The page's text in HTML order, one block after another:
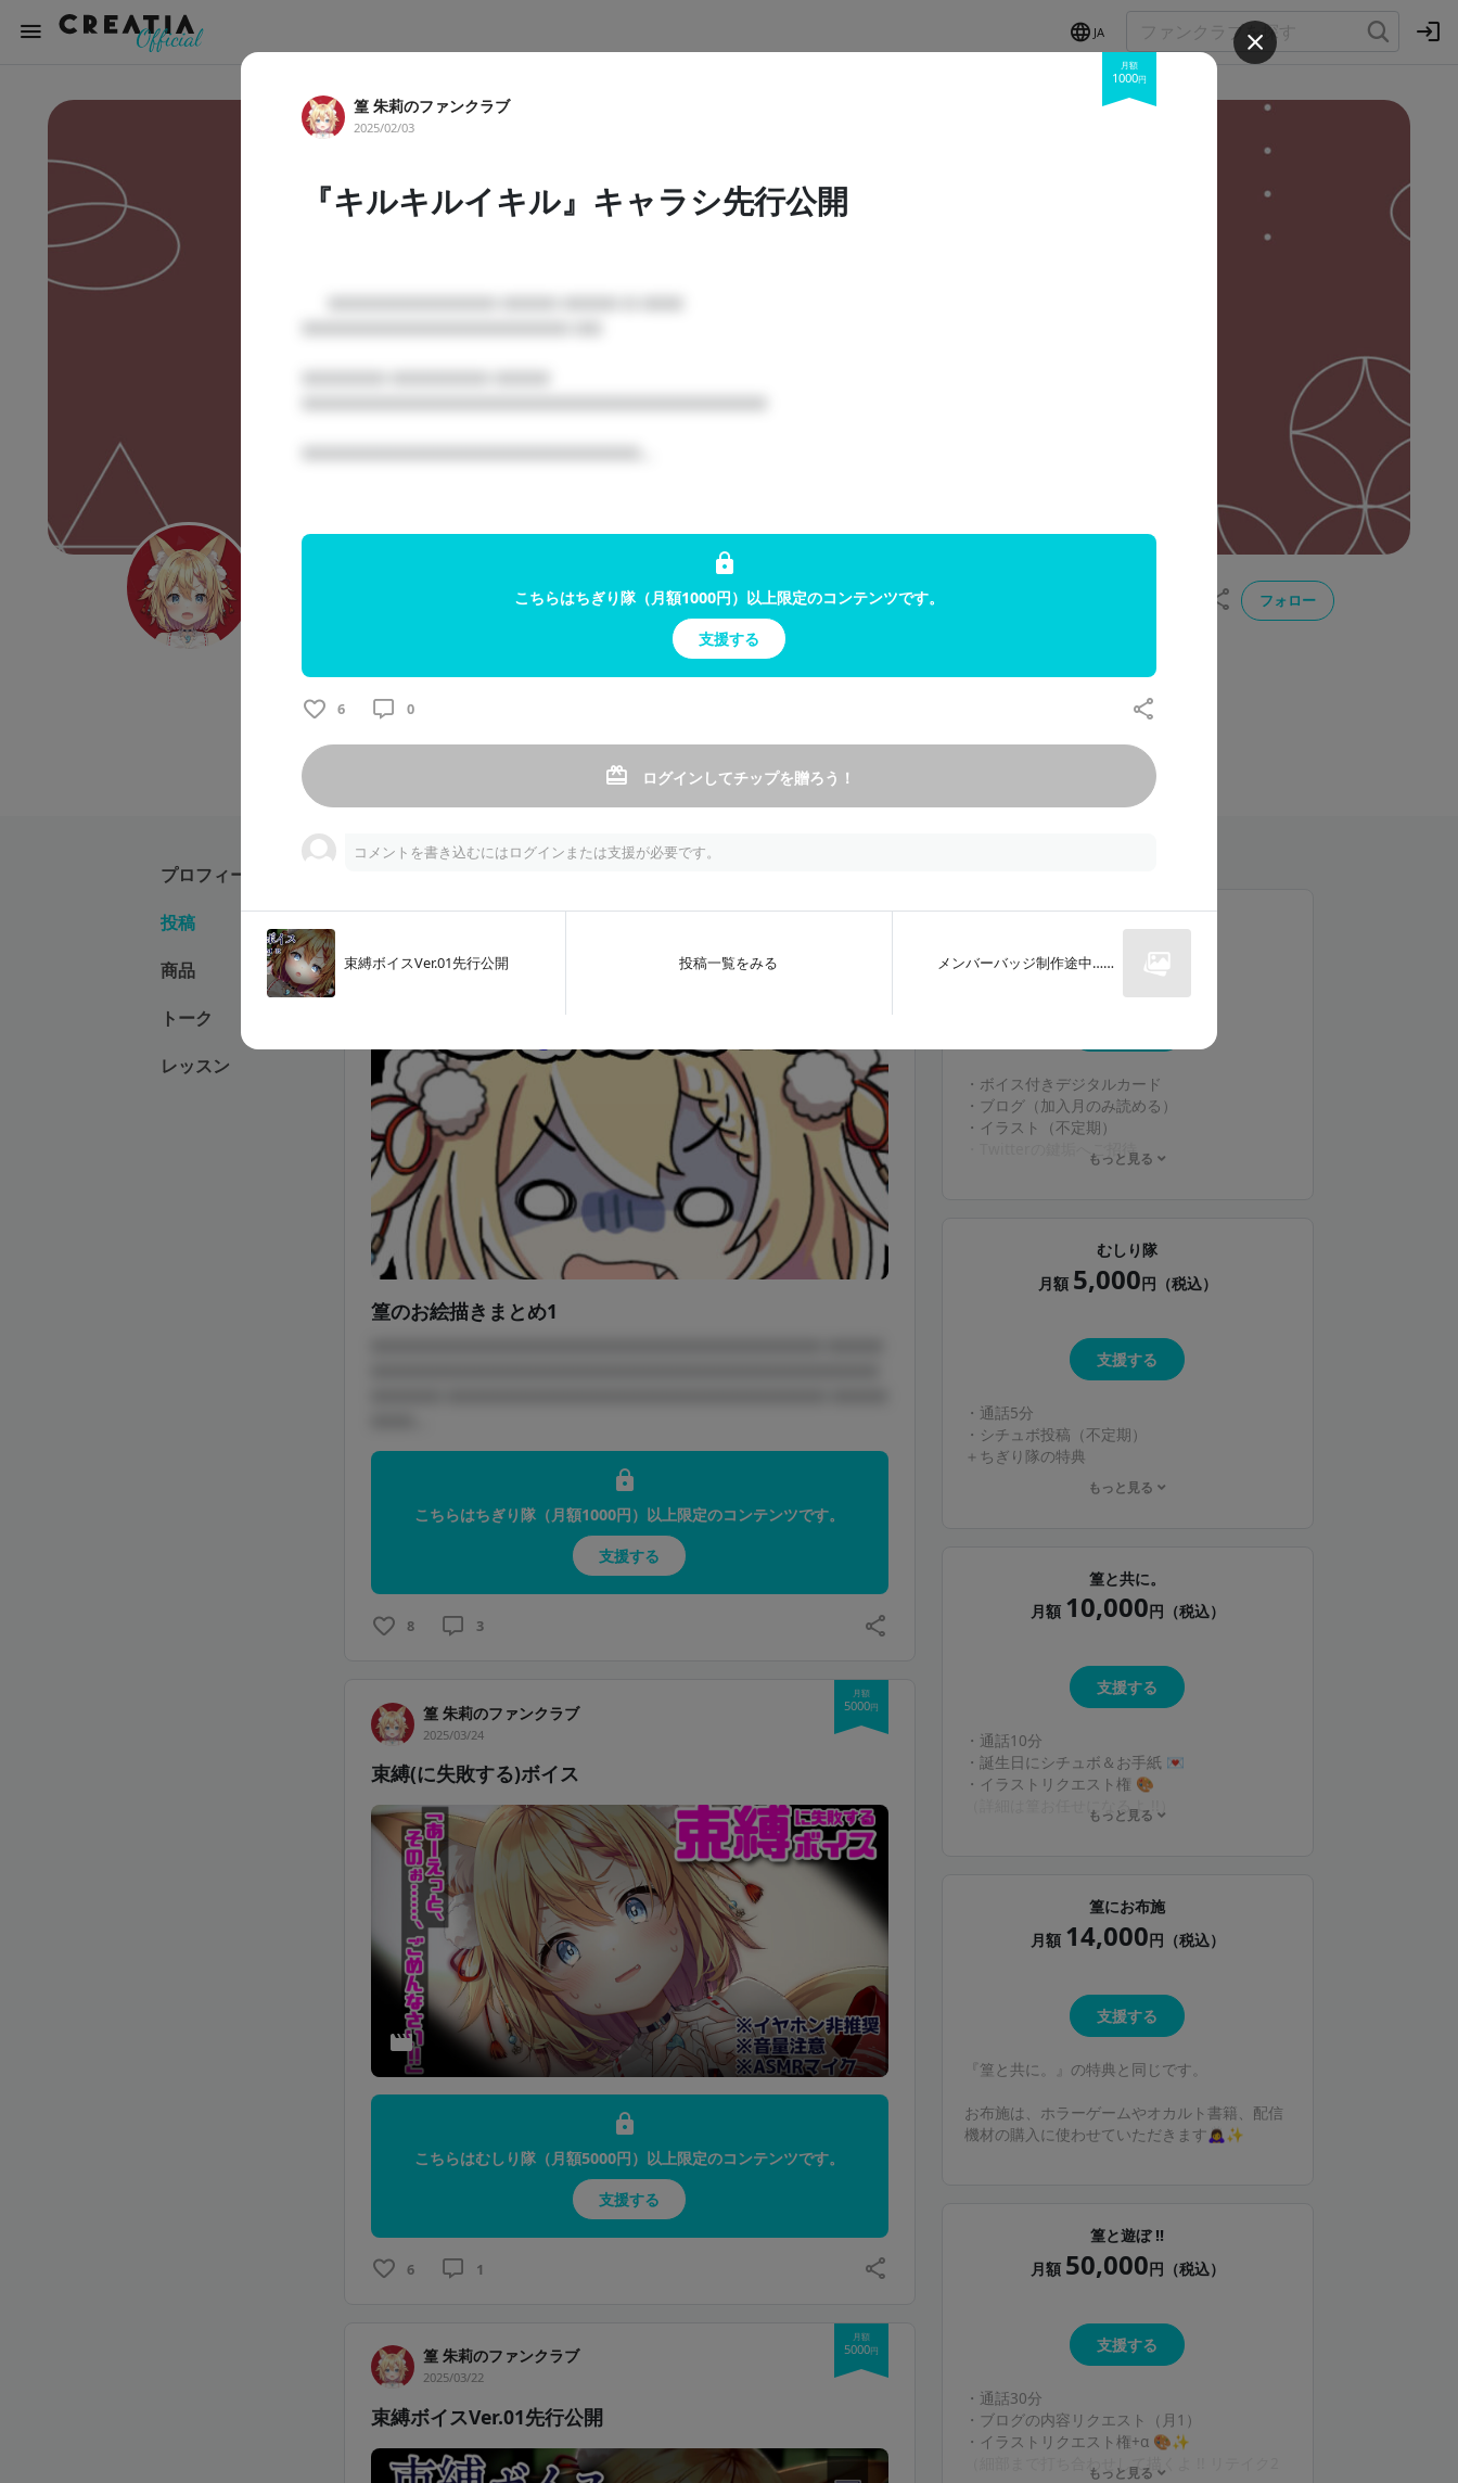
JA
ヨルよなかproject所属1期生 篁朱莉です🎋🦊 九尾を目指す見習い妖狐 !!
所属
フォロー
プロフィール
投稿
商品
トーク
レッスン
篁 朱莉のファンクラブ
2025/11/08
篁のお絵描きまとめ1
こちらはちぎり隊（月額1000円）以上限定のコンテンツです。
支援する
8 3
篁 朱莉のファンクラブ
2025/03/24
月額
5000円
束縛(に失敗する)ボイス
こちらはむしり隊（月額5000円）以上限定のコンテンツです。
支援する
6 1
篁 朱莉のファンクラブ
2025/03/22
月額
5000円
束縛ボイスVer.01先行公開
篁 朱莉のファンクラブ
2025/02/03
月額
1000円
『キルキルイキル』キャラシ先行公開
こちらはちぎり隊（月額1000円）以上限定のコンテンツです。
支援する
6 0
ログインしてチップを贈ろう！
コメントを書き込むにはログインまたは支援が必要です。
束縛ボイスVer.01先行公開 投稿一覧をみる メンバーバッジ制作途中……
月額 1,000 円（税込）
・ボイス付きデジタルカード
・ブログ（加入月のみ読める）
・イラスト（不定期）
・Twitterの鍵垢へご招待
もっと見る
むしり隊
月額 5,000円（税込）
支援する
・通話5分
・シチュボ投稿（不定期）
＋ちぎり隊の特典
※通話は専用discordサーバーに招待してするよ
もっと見る
篁と共に。
月額 10,000円（税込）
支援する
・通話10分
・誕生日にシチュボ＆お手紙 💌
・イラストリクエスト権‪‪ 🎨
（詳細は篁お任せになるよ !!）
＋むしり隊までの特典
もっと見る
篁にお布施
月額 14,000円（税込）
支援する
『篁と共に。』の特典と同じです。
お布施は、ホラーゲームやオカルト書籍、配信
機材の購入に使わせていただきます🙇‍♀️✨️
篁と遊ぼ !!
月額 50,000円（税込）
支援する
・通話30分
・ブログの内容リクエスト（月1）
・イラストリクエスト権+α‪ 🎨✨️
（細部まで打ち合わせして描くよ !! リテイク2
もっと見る